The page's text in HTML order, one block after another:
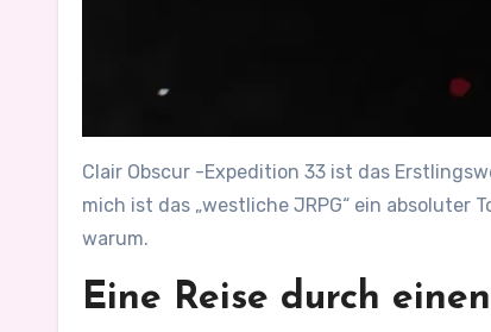
Clair Obscur -Expedition 33 ist das
mich ist das „westliche JRPG“ ein absoluter
warum.
Eine Reise durch